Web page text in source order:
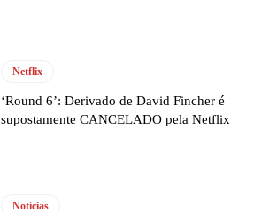
Netflix
‘Round 6’: Derivado de David Fincher é
supostamente CANCELADO pela Netflix
Notícias